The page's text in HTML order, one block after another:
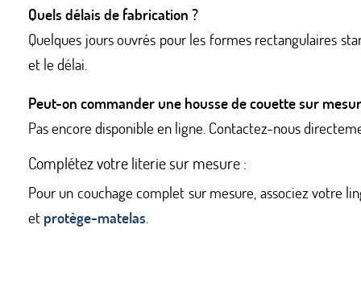
Quels délais de fabrication ?
Quelques jours ouvrés pour les formes rectangulaires
et le délai.
Peut-on commander une housse de couette sur
Pas encore disponible en ligne. Contactez-nous
Complétez votre literie sur mesure :
Pour un couchage complet sur mesure, associez votre
et protège-matelas.